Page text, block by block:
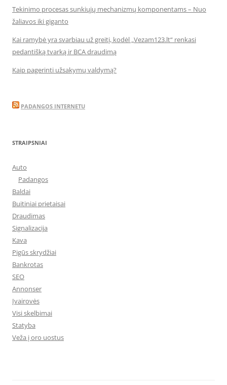
Tekinimo procesas sunkiųjų mechanizmų komponentams – Nuo
žaliavos iki giganto
Kai ramybė yra svarbiau už greitį, kodėl „Vezam123.lt“ renkasi
pedantišką tvarką ir BCA draudimą
Kaip pagerinti užsakymų valdymą?
PADANGOS INTERNETU
STRAIPSNIAI
Auto
Padangos
Baldai
Buitiniai prietaisai
Draudimas
Signalizacija
Kava
Pigūs skrydžiai
Bankrotas
SEO
Annonser
Įvairovės
Visi skelbimai
Statyba
Veža į oro uostus